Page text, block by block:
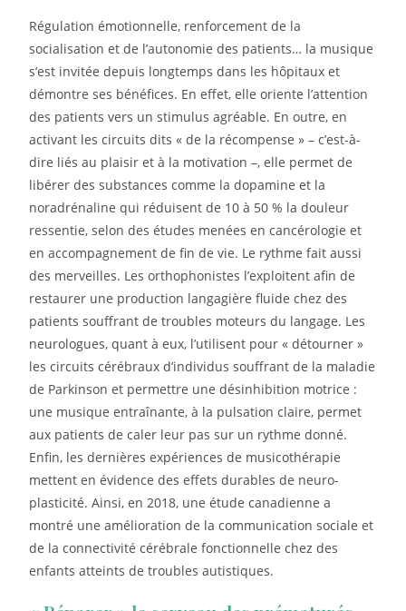
Régulation émotionnelle, renforcement de la
socialisation et de l’autonomie des patients… la musique
s’est invitée depuis longtemps dans les hôpitaux et
démontre ses bénéfices. En effet, elle oriente l’attention
des patients vers un stimulus agréable. En outre, en
activant les circuits dits « de la récompense » – c’est-à-
dire liés au plaisir et à la motivation –, elle permet de
libérer des substances comme la dopamine et la
noradrénaline qui réduisent de 10 à 50 % la douleur
ressentie, selon des études menées en cancérologie et
en accompagnement de fin de vie. Le rythme fait aussi
des merveilles. Les orthophonistes l’exploitent afin de
restaurer une production langagière fluide chez des
patients souffrant de troubles moteurs du langage. Les
neurologues, quant à eux, l’utilisent pour « détourner »
les circuits cérébraux d’individus souffrant de la maladie
de Parkinson et permettre une désinhibition motrice :
une musique entraînante, à la pulsation claire, permet
aux patients de caler leur pas sur un rythme donné.
Enfin, les dernières expériences de musicothérapie
mettent en évidence des effets durables de neuro-
plasticité. Ainsi, en 2018, une étude canadienne a
montré une amélioration de la communication sociale et
de la connectivité cérébrale fonctionnelle chez des
enfants atteints de troubles autistiques.